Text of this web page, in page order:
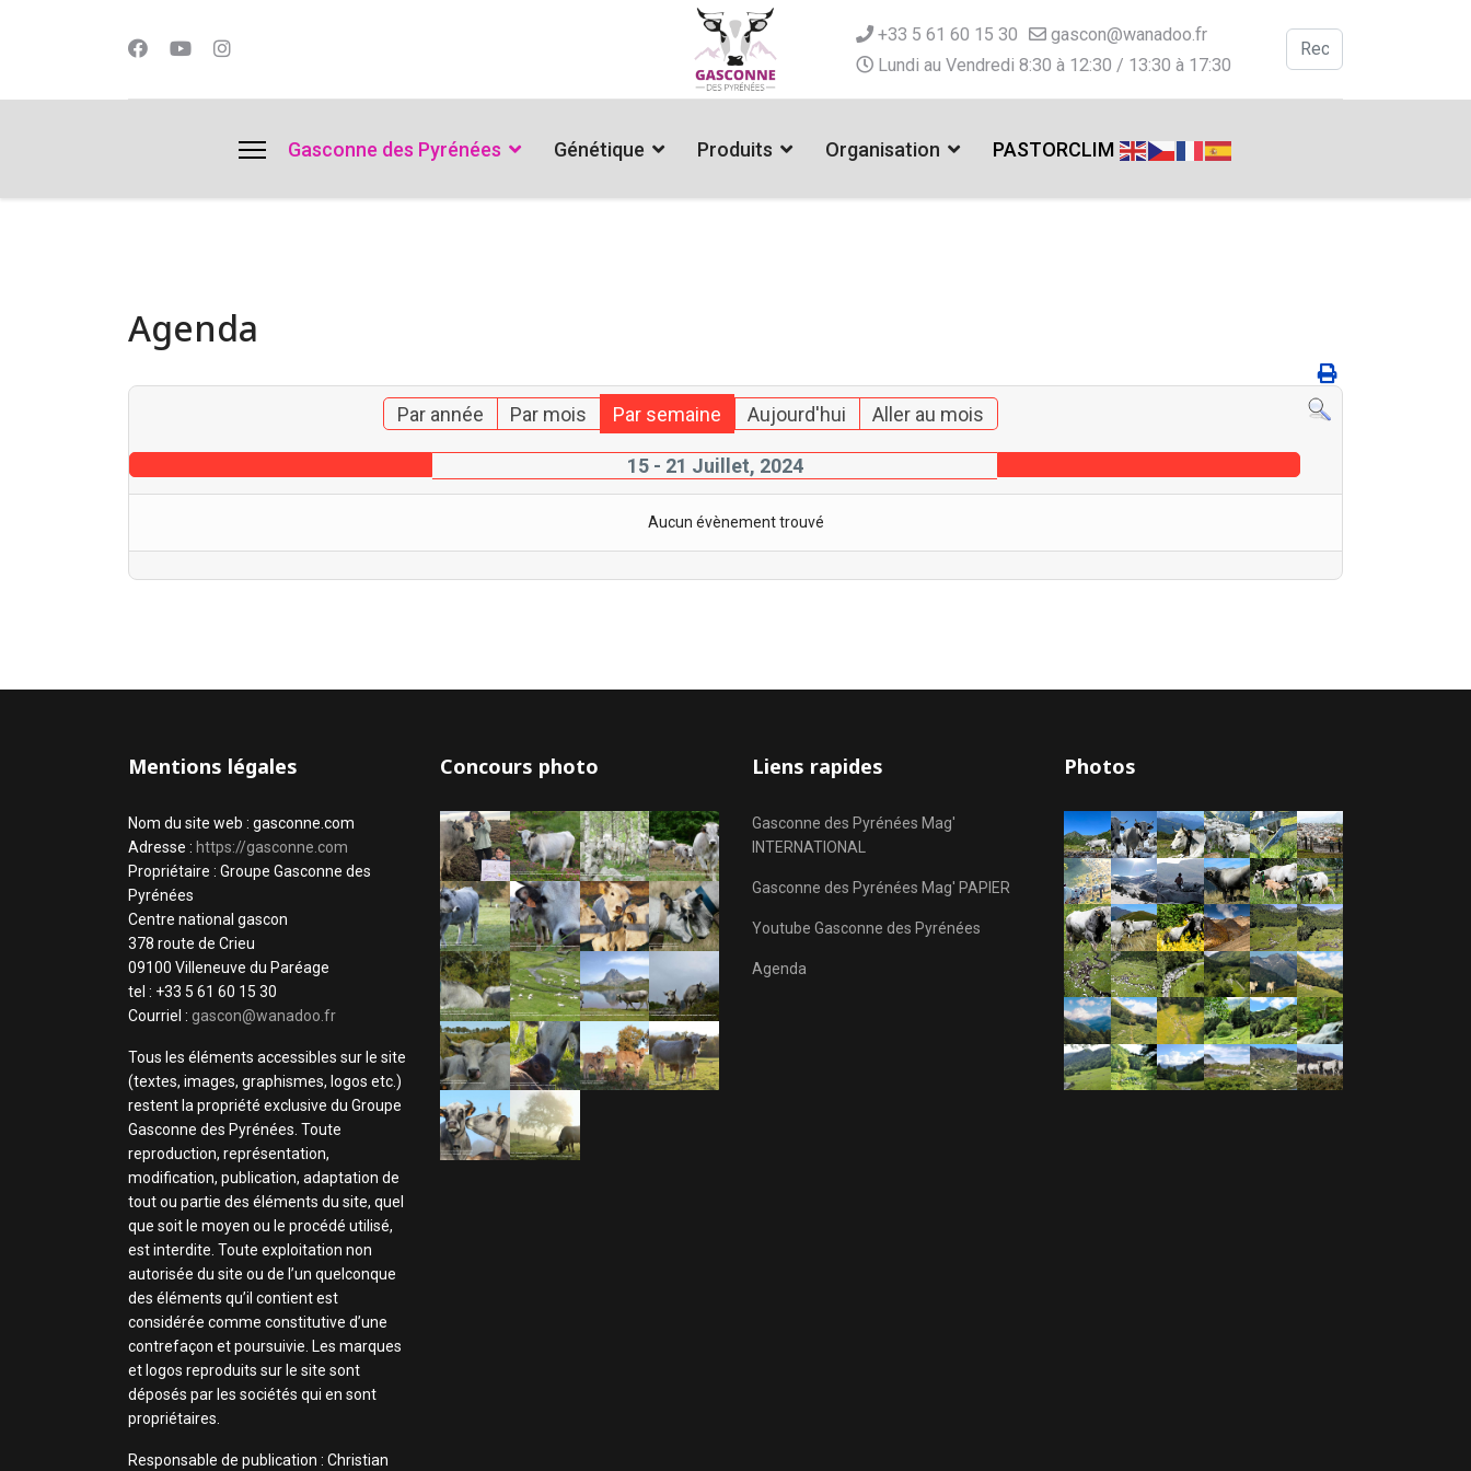
+33 5 61 60 15 30
gascon@wanadoo.fr
Lundi au Vendredi 8:30 à 12:30 / 13:30 à 17:30
Valider
Gasconne des Pyrénées Génétique Produits Organisation PASTORCLIM
Agenda
Par année Par mois Par semaine Aujourd'hui Aller au mois
15 - 21 Juillet, 2024
Aucun évènement trouvé
Mentions légales
Nom du site web : gasconne.com
Adresse : https://gasconne.com
Propriétaire : Groupe Gasconne des
Pyrénées
Centre national gascon
378 route de Crieu
09100 Villeneuve du Paréage
tel : +33 5 61 60 15 30
Courriel : gascon@wanadoo.fr
Tous les éléments accessibles sur le site
(textes, images, graphismes, logos etc.)
restent la propriété exclusive du Groupe
Gasconne des Pyrénées. Toute
reproduction, représentation,
modification, publication, adaptation de
tout ou partie des éléments du site, quel
que soit le moyen ou le procédé utilisé,
est interdite. Toute exploitation non
autorisée du site ou de l’un quelconque
des éléments qu’il contient est
considérée comme constitutive d’une
contrefaçon et poursuivie. Les marques
et logos reproduits sur le site sont
déposés par les sociétés qui en sont
propriétaires.
Responsable de publication : Christian
Concours photo Liens rapides
Gasconne des Pyrénées Mag'
INTERNATIONAL
Gasconne des Pyrénées Mag' PAPIER
Youtube Gasconne des Pyrénées
Agenda
Photos